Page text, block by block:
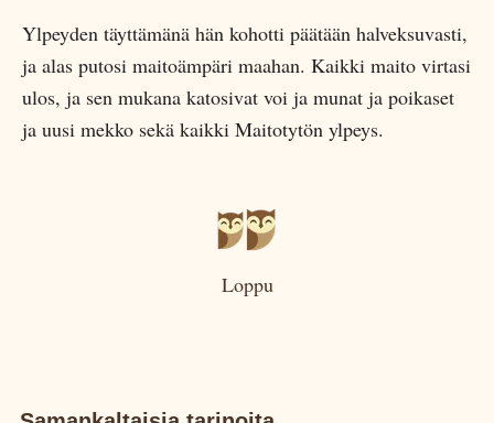
Ylpeyden täyttämänä hän kohotti päätään halveksuvasti,
ja alas putosi maitoämpäri maahan. Kaikki maito virtasi
ulos, ja sen mukana katosivat voi ja munat ja poikaset
ja uusi mekko sekä kaikki Maitotytön ylpeys.
Loppu